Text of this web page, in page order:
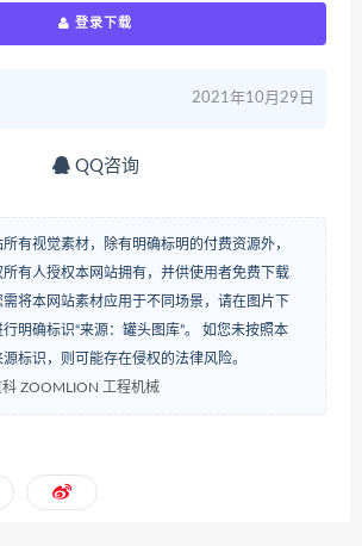
登录下载
2021年10月29日
QQ咨询
有视觉素材，除有明确标明的付费资源外，
有人授权本网站拥有，并供使用者免费下载
将本网站素材应用于不同场景，请在图片下
明确标识“来源：罐头图库”。 如您未按照本
标识，则可能存在侵权的法律风险。
科 ZOOMLION 工程机械